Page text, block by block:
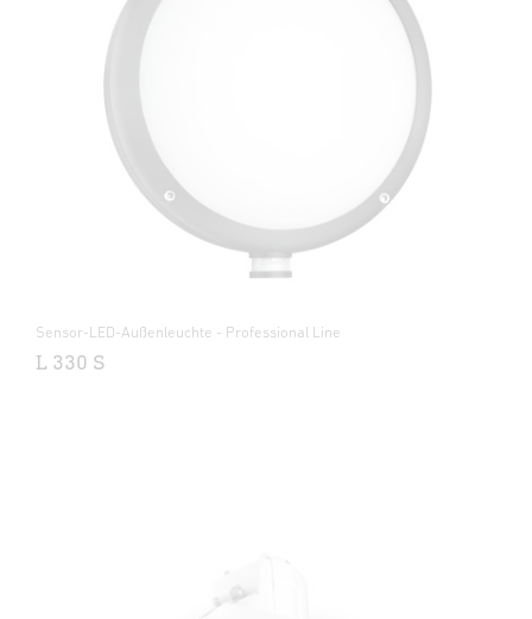
Sensor-LED-Außenleuchte - Professional Line
L 330 S